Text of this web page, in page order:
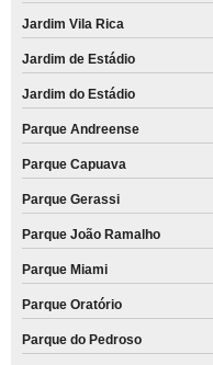
Jardim Vila Rica
Jardim de Estádio
Jardim do Estádio
Parque Andreense
Parque Capuava
Parque Gerassi
Parque João Ramalho
Parque Miami
Parque Oratório
Parque do Pedroso